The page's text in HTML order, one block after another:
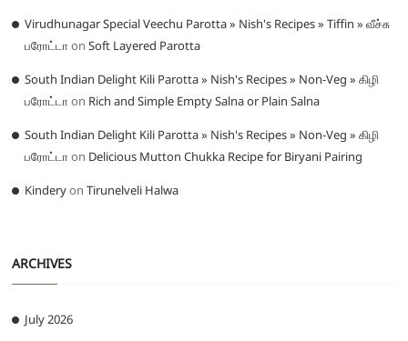
Virudhunagar Special Veechu Parotta » Nish's Recipes » Tiffin » வீச்சு
பரோட்டா onSoft Layered Parotta
South Indian Delight Kili Parotta » Nish's Recipes » Non-Veg » கிழி
பரோட்டா on Rich and Simple Empty Salna or Plain Salna
South Indian Delight Kili Parotta » Nish's Recipes » Non-Veg » கிழி
பரோட்டா on Delicious Mutton Chukka Recipe for Biryani Pairing
KinderyonTirunelveli Halwa
ARCHIVES
July 2026